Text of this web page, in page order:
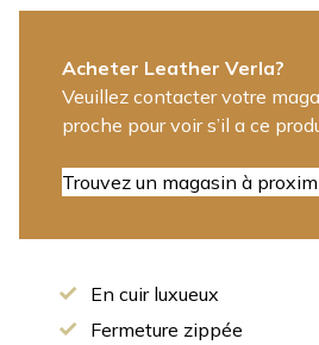
Acheter Leather Verla?
Veuillez contacter votre
proche pour voir s’il a ce
Trouvez un magasin à
En cuir luxueux
Fermeture zippée